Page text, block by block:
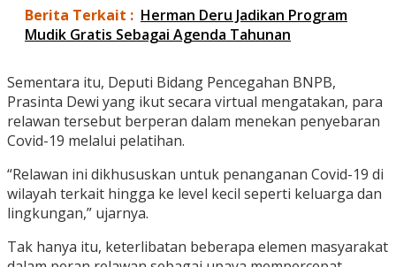
Berita Terkait : Herman Deru Jadikan Program
Mudik Gratis Sebagai Agenda Tahunan
Sementara itu, Deputi Bidang Pencegahan BNPB,
Prasinta Dewi yang ikut secara virtual mengatakan, para
relawan tersebut berperan dalam menekan penyebaran
Covid-19 melalui pelatihan.
“Relawan ini dikhususkan untuk penanganan Covid-19 di
wilayah terkait hingga ke level kecil seperti keluarga dan
lingkungan,” ujarnya.
Tak hanya itu, keterlibatan beberapa elemen masyarakat